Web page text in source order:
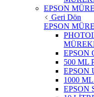
EPSON
Geri Dön
EPSON
EPSON
500 ML
EPSON
1000
EPSON